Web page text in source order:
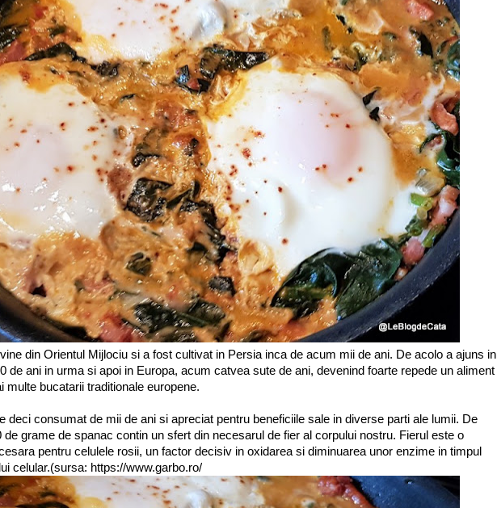
din Orientul Mijlociu si a fost cultivat in Persia inca de acum mii de ani. De acolo a ajuns in
de ani in urma si apoi in Europa, acum catvea sute de ani, devenind foarte repede un aliment
multe bucatarii traditionale europene.
deci consumat de mii de ani si apreciat pentru beneficiile sale in diverse parti ale lumii. De
de grame de spanac contin un sfert din necesarul de fier al corpului nostru. Fierul este o
pentru celulele rosii, un factor decisiv in oxidarea si diminuarea unor enzime in timpul
celular.(sursa: https://www.garbo.ro/